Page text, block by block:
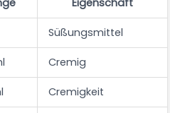
Süßungsmittel
Cremig
Cremigkeit